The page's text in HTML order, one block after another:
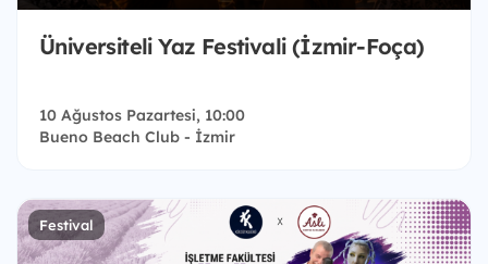
Üniversiteli Yaz Festivali (İzmir-Foça)
10 Ağustos Pazartesi, 10:00
Bueno Beach Club - İzmir
Festival